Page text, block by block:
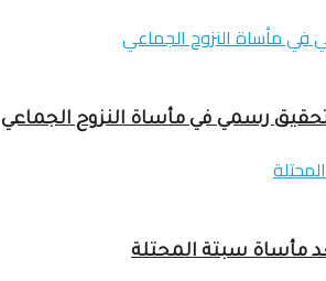
رسمي في مأساة النزوح الجماعي
مأساة سبتة المحتلة